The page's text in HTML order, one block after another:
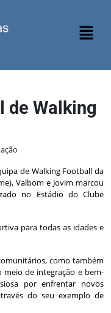
de Walking
de Walking Football da
Valbom e Jovim marcou
no Estádio do Clube
para todas as idades e
como também
de integração e bem-
por enfrentar novos
do seu exemplo de